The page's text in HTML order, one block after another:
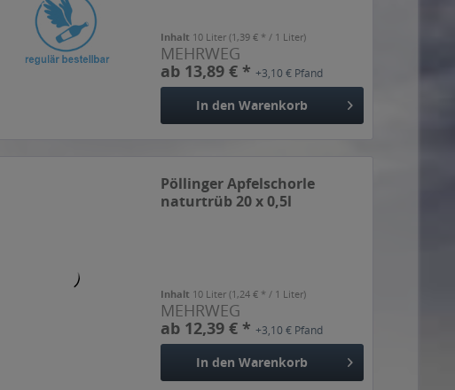
Inhalt 10 Liter(1,39 € * / 1 Liter)
MEHRWEG
ab 13,89 € *+3,10 € Pfand
In den Warenkorb
Pöllinger Apfelschorle
naturtrüb 20 x 0,5l
Inhalt 10 Liter(1,24 € * / 1 Liter)
MEHRWEG
ab 12,39 € *+3,10 € Pfand
In den Warenkorb